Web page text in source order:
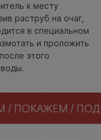
к месту
раструб на очаг,
в специальном
и проложить
этого